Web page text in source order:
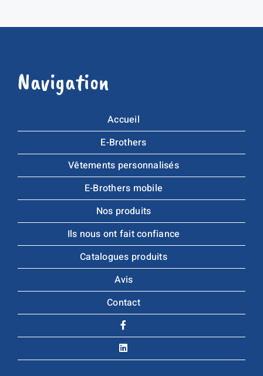
Navigation
Accueil
E-Brothers
Vêtements personnalisés
E-Brothers mobile
Nos produits
Ils nous ont fait confiance
Catalogues produits
Avis
Contact